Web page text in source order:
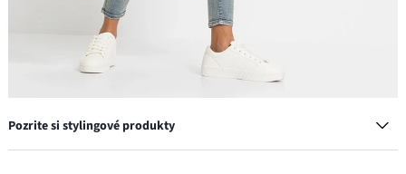
Pozrite si stylingové produkty